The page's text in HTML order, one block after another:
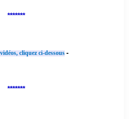
*******
cliquez ci-dessous -
*******